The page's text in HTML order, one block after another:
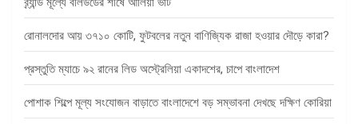
রোনালদোর আয় ৩৭১০ কোটি, ফুটবলের নতুন বাণিজ্যিক রাজা হওয়ার দৌড়ে কারা?
প্রস্তুতি ম্যাচে ৯২ রানের লিড অস্ট্রেলিয়া একাদশের, চাপে বাংলাদেশ
পোশাক শিল্পে মূল্য সংযোজন বাড়াতে বাংলাদেশে বড় সম্ভাবনা দেখছে দক্ষিণ কোরিয়া